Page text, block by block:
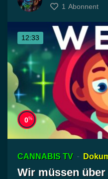
1 Abonnent
12:33
0%
CANNABIS TV
Wir müssen über